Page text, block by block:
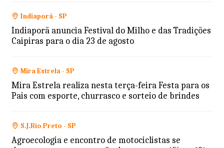
Indiaporã - SP
Indiaporã anuncia Festival do Milho e das Tradições
Caipiras para o dia 23 de agosto
Mira Estrela - SP
Mira Estrela realiza nesta terça-feira Festa para os
Pais com esporte, churrasco e sorteio de brindes
S.J.Rio Preto - SP
Agroecologia e encontro de motociclistas se